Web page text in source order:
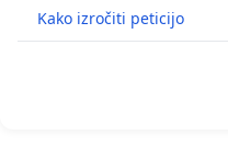
Kako izročiti peticijo